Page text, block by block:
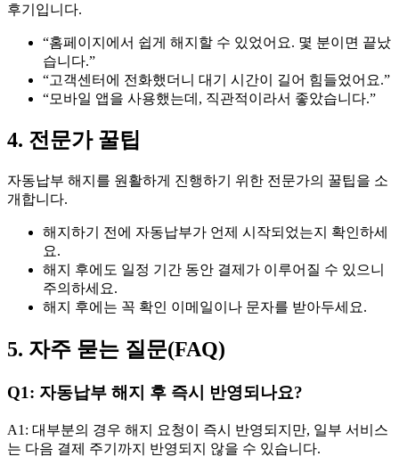
후기입니다.
“홈페이지에서 쉽게 해지할 수 있었어요. 몇 분이면 끝났
습니다.”
“고객센터에 전화했더니 대기 시간이 길어 힘들었어요.”
“모바일 앱을 사용했는데, 직관적이라서 좋았습니다.”
4. 전문가 꿀팁
자동납부 해지를 원활하게 진행하기 위한 전문가의 꿀팁을 소
개합니다.
해지하기 전에 자동납부가 언제 시작되었는지 확인하세
요.
해지 후에도 일정 기간 동안 결제가 이루어질 수 있으니
주의하세요.
해지 후에는 꼭 확인 이메일이나 문자를 받아두세요.
5. 자주 묻는 질문(FAQ)
Q1: 자동납부 해지 후 즉시 반영되나요?
A1: 대부분의 경우 해지 요청이 즉시 반영되지만, 일부 서비스
는 다음 결제 주기까지 반영되지 않을 수 있습니다.